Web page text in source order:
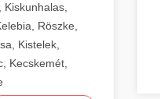
Röszke,
Kistelek,
Kecskemét,